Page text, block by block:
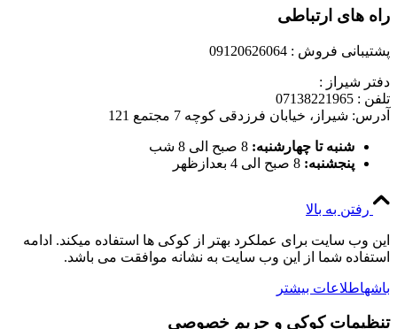
راه های ارتباطی
پشتیبانی فروش : 09120626064
دفتر شیراز :
تلفن : 07138221965
آدرس: شیراز، خیابان فرزدقی کوچه 7 مجتمع 121
شنبه تا چهارشنبه: 8 صبح الی 8 شب
پنجشنبه: 8 صبح الی 4 بعدازظهر
رفتن به بالا
این وب سایت برای عملکرد بهتر از کوکی ها استفاده میکند. ادامه
استفاده شما از این وب سایت به نشانه موافقت می باشد.
باشهاطلاعات بیشتر
تنظیمات کوکی و حریم خصوصی